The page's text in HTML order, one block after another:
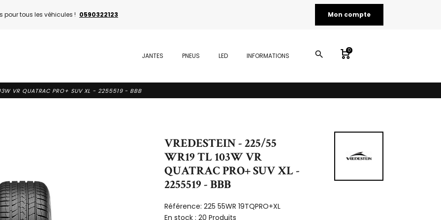
tous les véhicules ! 0590322123 Mon compte
JANTES PNEUS LED INFORMATIONS search 0
VR QUATRAC PRO+ SUV XL - 2255519 - BBB
VREDESTEIN - 225/55
WR19 TL 103W VR
QUATRAC PRO+ SUV XL -
2255519 - BBB
Référence: 225 55WR 19TQPRO+XL
En stock : 20 Produits